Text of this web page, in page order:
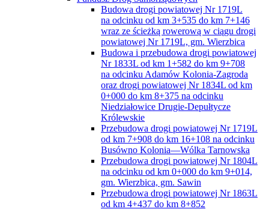
Budowa drogi powiatowej Nr 1719L
na odcinku od km 3+535 do km 7+146
wraz ze ścieżką rowerową w ciągu drogi
powiatowej Nr 1719L, gm. Wierzbica
Budowa i przebudowa drogi powiatowej
Nr 1833L od km 1+582 do km 9+708
na odcinku Adamów Kolonia-Zagroda
oraz drogi powiatowej Nr 1834L od km
0+000 do km 8+375 na odcinku
Niedziałowice Drugie-Depułtycze
Królewskie
Przebudowa drogi powiatowej Nr 1719L
od km 7+908 do km 16+108 na odcinku
Busówno Kolonia—Wólka Tarnowska
Przebudowa drogi powiatowej Nr 1804L
na odcinku od km 0+000 do km 9+014,
gm. Wierzbica, gm. Sawin
Przebudowa drogi powiatowej Nr 1863L
od km 4+437 do km 8+852